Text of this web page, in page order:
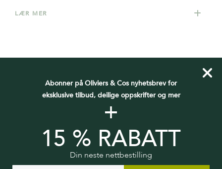
Abonner på Oliviers & Cos nyhetsbrev for
eksklusive tilbud, deilige oppskrifter og mer
+
15 % RABATT
Din neste nettbestilling
LÆR MER
DU VIL OGSÅ KANSKJE LIKE